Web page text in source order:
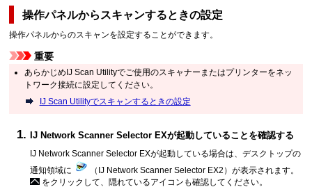
操作パネルからスキャンするときの設定
操作パネルからのスキャンを設定することができます。
重要
あらかじめ IJ Scan Utilityでご使用のスキャナー またはプリンターをネッ
トワーク接続に設定してください。
IJ Scan Utilityでスキャンするときの設定
IJ Network Scanner Selector EXが起動していることを確認する
IJ Network Scanner Selector EXが起動している場合は、デスクトップの
通知領域に
（ IJ Network Scanner Selector EX2 ）が表示されます。
をクリックして、隠れているアイコンも確認してください。